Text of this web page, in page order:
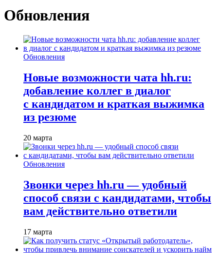
Обновления
Обновления
Новые возможности чата hh.ru:
добавление коллег в диалог
с кандидатом и краткая выжимка
из резюме
20 марта
Обновления
Звонки через hh.ru — удобный
способ связи с кандидатами, чтобы
вам действительно ответили
17 марта